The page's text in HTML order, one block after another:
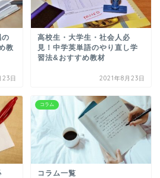
教
23日
高校生・大学生・社会人必
見！中学英単語のやり直し学
習法&おすすめ教材
2021年8月23日
コラム
コラム一覧